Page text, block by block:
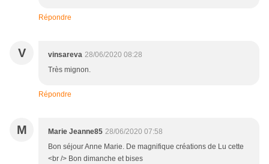
Répondre
V vinsareva 28/06/2020 08:28
Très mignon.
Répondre
M Marie Jeanne85 28/06/2020 07:58
Bon séjour Anne Marie. De magnifique créations de Lu cette
<br /> Bon dimanche et bises